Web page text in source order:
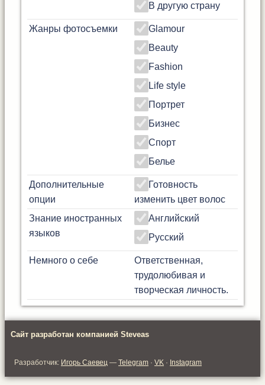
В другую страну
Жанры фотосъемки
Glamour
Beauty
Fashion
Life style
Портрет
Бизнес
Спорт
Белье
Дополнительные
опции
Готовность
изменить цвет волос
Знание иностранных
языков
Английский
Русский
Немного о себе
Ответственная,
трудолюбивая и
творческая личность.
Сайт разработан компанией Steveas
Разработчик: Игорь Саевец — Telegram · VK · Instagram